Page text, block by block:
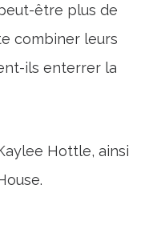
être plus de
combiner leurs
ils enterrer la
Hottle, ainsi